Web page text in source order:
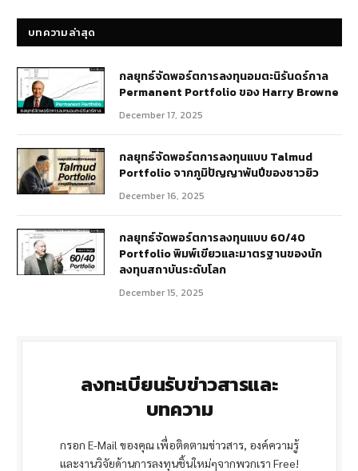
บทความล่าสุด
กลยุทธ์​จัดพอร์ตการลงทุนอมตะนิรันดร์กาล
Permanent Portfolio ของ Harry Browne
December 17, 2025
กลยุทธ์จัดพอร์ตการลงทุนแบบ Talmud
Portfolio จากภูมิปัญญาพันปีของชาวยิว
December 16, 2025
กลยุทธ์จัดพอร์ตการลงทุนแบบ 60/40
Portfolio พิมพ์เขียวและมาตรฐานของนัก
ลงทุนสถาบันระดับโลก
December 15, 2025
ลงทะเบียนรับข่าวสารและ
บทความ
กรอก E-Mail ของคุณ เพื่อติดตามข่าวสาร, องค์ความรู้
และงานวิจัยด้านการลงทุนชิ้นใหม่ๆจากพวกเรา Free!